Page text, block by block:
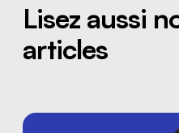
Lisez aussi
articles